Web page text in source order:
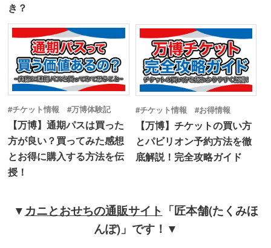
き？
#チケット情報 #万博体験記
【万博】通期パスは買った
方が良い？買ってみた感想
とお得に購入する方法を伝
授！
#チケット情報 #お得情報
【万博】チケットの買い方
とパビリオン予約方法を徹
底解説！完全攻略ガイド
▼カニとおせちの通販サイト 「匠本舗(たくみほ
んぽ)」です！▼